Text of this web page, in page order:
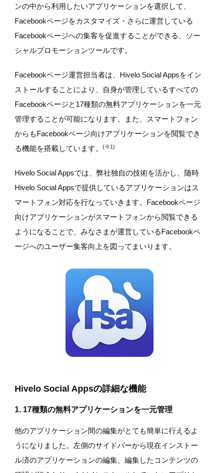
ンの中から利用したいアプリケーションを選択して、
Facebookページをカスタマイズ・さらに運営している
Facebookページへの集客を促進することができる、ソー
シャルプロモーションツールです。
Facebookページ運営担当者は、Hivelo Social Appsをイン
ストールすることにより、自身が管理しているすべての
Facebookページと17種類の無料アプリケーションを一元
管理することが可能になります。また、スマートフォン
からもFacebookページ向けアプリケーションを閲覧でき
る機能を搭載しています。
(※1)
Hivelo Social Appsでは、弊社独自の技術を活かし、随時
Hivelo Social Appsで提供しているアプリケーションはス
マートフォン対応を行なっていきます。Facebookページ
向けアプリケーションがスマートフォンから閲覧できる
ようになることで、みなさまが運営しているFacebookペ
ージへのユーザー集客向上を図ってまいります。
Hivelo Social Appsの詳細な機能
1. 17種類の無料アプリケーションを一元管理
他のアプリケーション間の編集がとても簡単に行えるよ
うになりました。左側のサイドバーから現在インストー
ル済のアプリケーションの編集、編集したコンテンツの